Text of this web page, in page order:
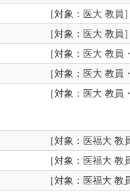
［対象：医大 教員
［対象：医大 教員
［対象：医大 教員
［対象：医大 教員
［対象：医大 教員
［対象：医福大 教
［対象：医福大 教
［対象：医福大 教